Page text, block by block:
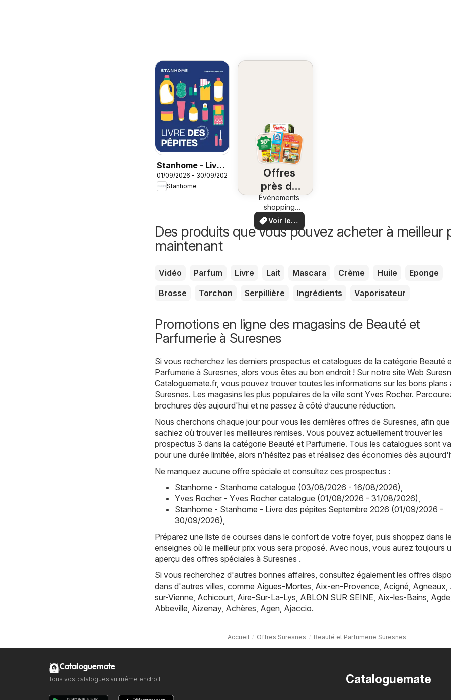
Stanhome - Livre
des pépites
Septembre 2026
01/09/2026 - 30/09/2026
Stanhome
Offres
près de
chez
vous
Événements
shopping
locaux et
offres
spéciales
Voir les
offres
Des produits que vous pouvez acheter à meilleur
maintenant
Vidéo Parfum Livre Lait Mascara Crème Huile
Eponge
Brosse
Torchon Serpillière Ingrédients Vaporisateur
Promotions en ligne des magasins de Beauté et
Parfumerie à Suresnes
Si vous recherchez les derniers prospectus et catalogues de la catégorie Beauté
Parfumerie à Suresnes, alors vous êtes au bon endroit ! Sur notre site Web
Cataloguemate.fr, vous pouvez trouver toutes les informations sur les bons plans
Suresnes. Les magasins les plus populaires de la ville sont Yves Rocher.
brochures dès aujourd'hui et ne passez à côté d’aucune réduction.
Nous cherchons chaque jour pour vous les dernières offres de Suresnes, afin
sachiez où trouver les meilleures remises. Vous pouvez actuellement trouver les
prospectus 3 dans la catégorie Beauté et Parfumerie. Tous les catalogues sont
pour une durée limitée, alors n'hésitez pas et réalisez des économies dès
Ne manquez aucune offre spéciale et consultez ces prospectus :
Stanhome - Stanhome catalogue (03/08/2026 - 16/08/2026)
Yves Rocher - Yves Rocher catalogue (01/08/2026 - 31/08/2026)
Stanhome - Stanhome - Livre des pépites Septembre 2026 (01/09/2026 -
30/09/2026)
Préparez une liste de courses dans le confort de votre foyer, puis shoppez dans
enseignes où le meilleur prix vous sera proposé. Avec nous, vous aurez toujours
aperçu des offres spéciales à Suresnes .
Si vous recherchez d'autres bonnes affaires, consultez également les offres
dans d'autres villes, comme Aigues-Mortes Aix-en-Provence Acigné Agneaux
sur-Vienne Achicourt Aire-Sur-La-Lys ABLON SUR SEINE Aix-les-Bains Agde
Abbeville Aizenay, Achères Agen Ajaccio.
Accueil Offres Suresnes Beauté et Parfumerie Suresnes
Cataloguemate
Cataloguemate
Tous vos catalogues au même endroit